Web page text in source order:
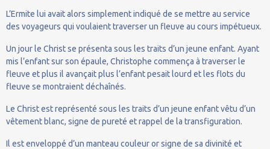
L’Ermite lui avait alors simplement indiqué de se mettre au service
des voyageurs qui voulaient traverser un fleuve au cours impétueux.
Un jour le Christ se présenta sous les traits d’un jeune enfant. Ayant
mis l’enfant sur son épaule, Christophe commença à traverser le
fleuve et plus il avançait plus l’enfant pesait lourd et les flots du
fleuve se montraient déchaînés.
Le Christ est représenté sous les traits d’un jeune enfant vêtu d’un
vêtement blanc, signe de pureté et rappel de la transfiguration.
Il est enveloppé d’un manteau couleur or signe de sa divinité et